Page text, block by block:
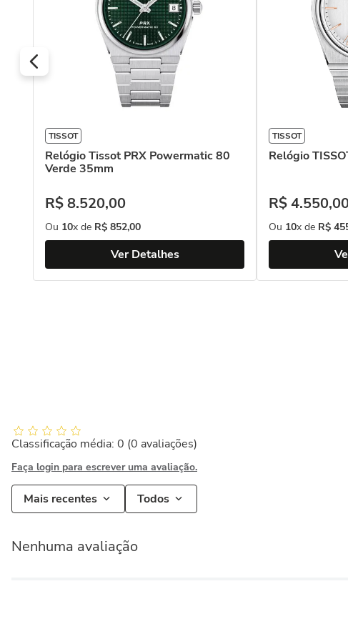
TISSOT
Relógio Tissot PRX Powermatic 80
Verde 35mm
R$8.520,00
Ou 10x de R$ 852,00
Ver Detalhes
TISSOT
Relógio
R$4.550,00
Ou 10x de R$
Classificação média: 0 (0 avaliações)
Faça login para escrever uma avaliação.
Mais recentes Todos
Nenhuma avaliação